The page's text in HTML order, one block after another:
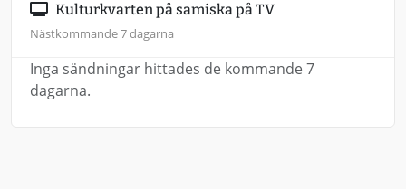
Kulturkvarten på samiska på TV
Nästkommande 7 dagarna
Inga sändningar hittades de kommande 7
dagarna.